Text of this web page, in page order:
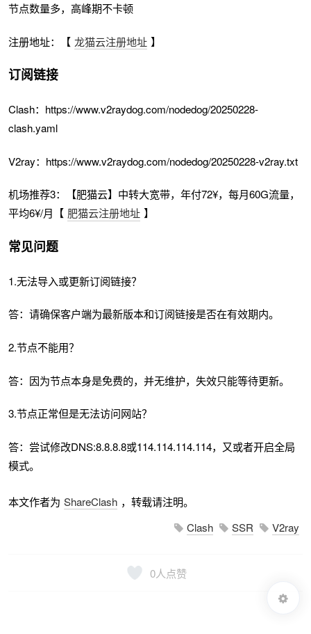
节点数量多，高峰期不卡顿
注册地址：【 龙猫云注册地址 】
订阅链接
Clash：https://www.v2raydog.com/nodedog/20250228-
clash.yaml
V2ray：https://www.v2raydog.com/nodedog/20250228-v2ray.txt
机场推荐3：【肥猫云】中转大宽带，年付72¥，每月60G流量，
平均6¥/月【 肥猫云注册地址 】
常见问题
1.无法导入或更新订阅链接？
答：请确保客户端为最新版本和订阅链接是否在有效期内。
2.节点不能用？
答：因为节点本身是免费的，并无维护，失效只能等待更新。
3.节点正常但是无法访问网站？
答：尝试修改DNS:8.8.8.8或114.114.114.114，又或者开启全局
模式。
本文作者为 ShareClash ，转载请注明。
Clash
SSR V2ray
0人点赞